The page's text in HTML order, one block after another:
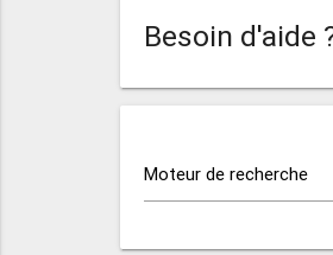
Besoin d'aide
Moteur de recherche